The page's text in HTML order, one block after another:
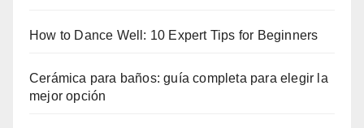
How to Dance Well: 10 Expert Tips for Beginners
Cerámica para baños: guía completa para elegir la
mejor opción